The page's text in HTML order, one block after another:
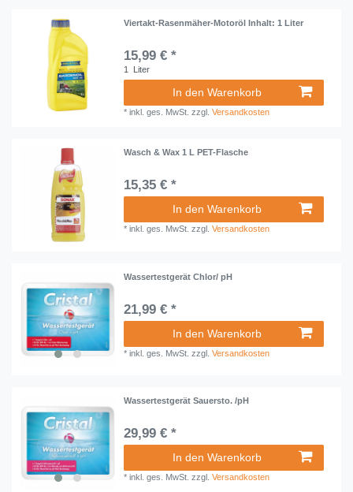
Viertakt-Rasenmäher-Motoröl Inhalt: 1 Liter
15,99 € *
1 Liter
In den Warenkorb
*inkl. ges. MwSt. zzgl.Versandkosten
Wasch & Wax 1 L PET-Flasche
15,35 € *
In den Warenkorb
*inkl. ges. MwSt. zzgl.Versandkosten
Wassertestgerät Chlor/ pH
21,99 € *
In den Warenkorb
*inkl. ges. MwSt. zzgl.Versandkosten
Wassertestgerät Sauersto. /pH
29,99 € *
In den Warenkorb
*inkl. ges. MwSt. zzgl.Versandkosten